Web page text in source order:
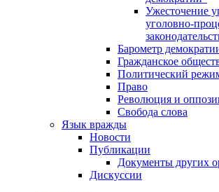
Ужесточение
уголовно-
Барометр
Гражданское
Политический
Право
Революция и
Свобода слова
Язык вражды
Новости
Публикации
Документы других
Дискуссии